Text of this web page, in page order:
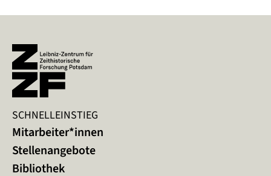
SCHNELLEINSTIEG
Mitarbeiter*innen
Stellenangebote
Bibliothek